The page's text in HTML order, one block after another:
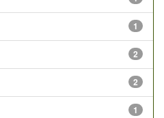
1
2
2
1